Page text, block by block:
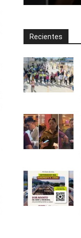
Recientes